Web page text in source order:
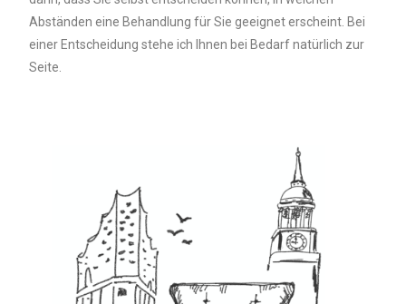
Abständen eine Behandlung für Sie geeignet erscheint. Bei
einer Entscheidung stehe ich Ihnen bei Bedarf natürlich zur
Seite.